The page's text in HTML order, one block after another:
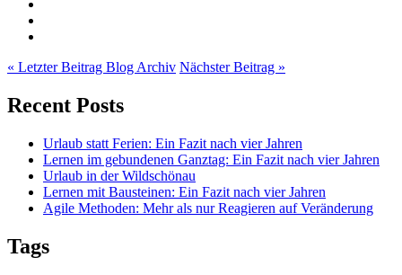
« Letzter Beitrag Blog Archiv Nächster Beitrag »
Recent Posts
Urlaub statt Ferien: Ein Fazit nach vier Jahren
Lernen im gebundenen Ganztag: Ein Fazit nach vier Jahren
Urlaub in der Wildschönau
Lernen mit Bausteinen: Ein Fazit nach vier Jahren
Agile Methoden: Mehr als nur Reagieren auf Veränderung
Tags